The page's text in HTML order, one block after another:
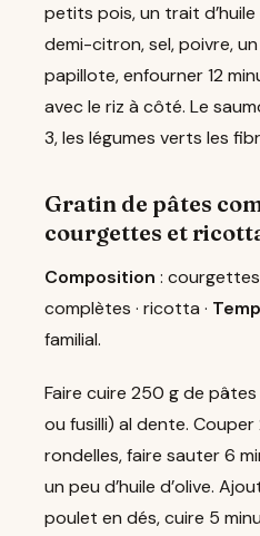
petits pois, un trait d’huile
demi-citron, sel, poivre,
papillote, enfourner 12
avec le riz à côté. Le
3, les légumes verts les
Gratin de pâtes
courgettes et
Composition : courgettes
complètes · ricotta ·
familial.
Faire cuire 250 g de
ou fusilli) al dente.
rondelles, faire sauter 6
un peu d’huile d’olive.
poulet en dés, cuire 5